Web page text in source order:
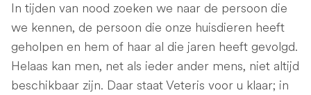
In tijden van nood zoeken we naar de persoon die
we kennen, de persoon die onze huisdieren heeft
geholpen en hem of haar al die jaren heeft gevolgd.
Helaas kan men, net als ieder ander mens, niet altijd
beschikbaar zijn. Daar staat Veteris voor u klaar; in